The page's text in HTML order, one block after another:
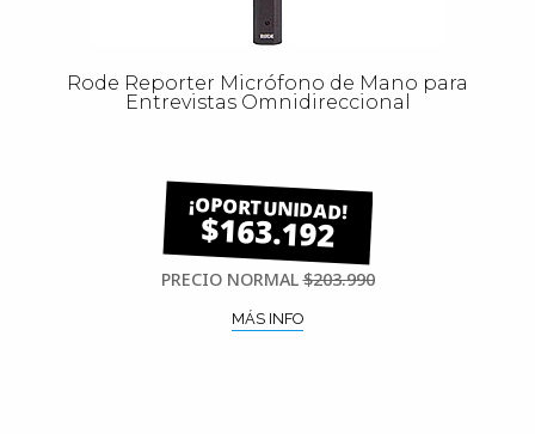
Rode Reporter Micrófono de Mano para
Entrevistas Omnidireccional
$163.192
PRECIO NORMAL$203.990
MÁS INFO